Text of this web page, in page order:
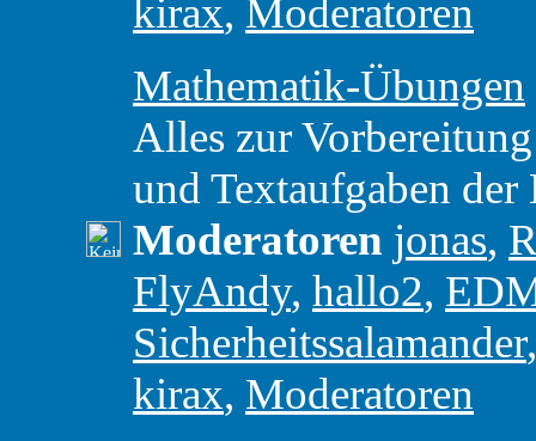
kirax, Moderatoren
Mathematik-Übungen
Alles zur
und Textaufgaben der
Moderatoren jonas,
FlyAndy, hallo2,
Sicherheitssalamander
kirax, Moderatoren